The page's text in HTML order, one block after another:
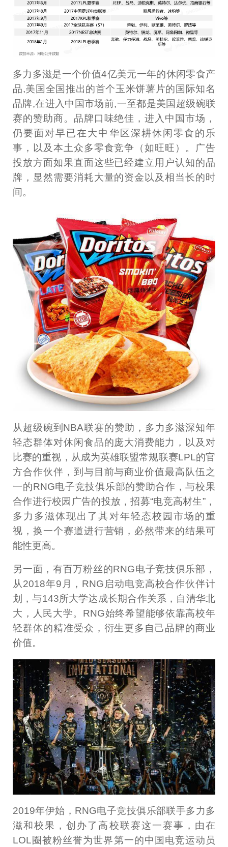
多力多滋是一个价值4亿美元一年的休闲零食产
品,美国全国推出的首个玉米饼薯片的国际知名
品牌,在进入中国市场前,一至都是美国超级碗联
赛的赞助商。品牌口味绝佳，进入中国市场，
仍要面对早已在大中华区深耕休闲零食的乐
事，以及本土众多零食竞争（如旺旺）。广告
投放方面如果直面这些已经建立用户认知的品
牌，显然需要消耗大量的资金以及相当长的时
间。
从超级碗到NBA联赛的赞助，多力多滋深知年
轻态群体对休闲食品的庞大消费能力，以及对
比赛的重视，从成为英雄联盟常规联赛LPL的官
方合作伙伴，到与目前与商业价值最高队伍之
一的RNG电子竞技俱乐部的赞助合作，与校果
合作进行校园广告的投放，招募“电竞高材生”，
多力多滋体现出了其对年轻态校园市场的重
视，换一个赛道进行营销，必然带来的结果可
能性更高。
另一面，有百万粉丝的RNG电子竞技俱乐部，
从2018年9月，RNG启动电竞高校合作伙伴计
划，与143所大学达成长期合作关系，自清华北
大，人民大学。RNG始终希望能够依靠高校年
轻群体的精准受众，衍生更多自己品牌的商业
价值。
2019年伊始，RNG电子竞技俱乐部联手多力多
滋和校果，创办了高校联赛这一赛事，由在
LOL圈被粉丝誉为世界第一的中国电竞运动员